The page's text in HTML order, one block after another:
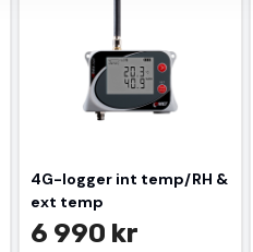
4G-logger int temp/RH &
ext temp
6 990 kr